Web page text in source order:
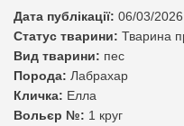
Дата публікації: 06/03/
Статус тварини: Тварина
Вид тварини: пес
Порода: Лабрахар
Кличка: Елла
Вольєр №: 1 круг